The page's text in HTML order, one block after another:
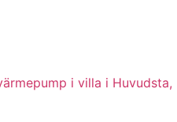
i villa i Huvudsta,